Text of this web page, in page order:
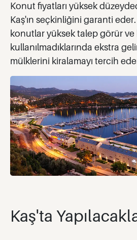
Konut fiyatları yüksek
Kaş'ın seçkinliğini garanti eder.
konutlar yüksek talep görür
kullanılmadıklarında ekstra
mülklerini kiralamayı tercih
Kaş'ta